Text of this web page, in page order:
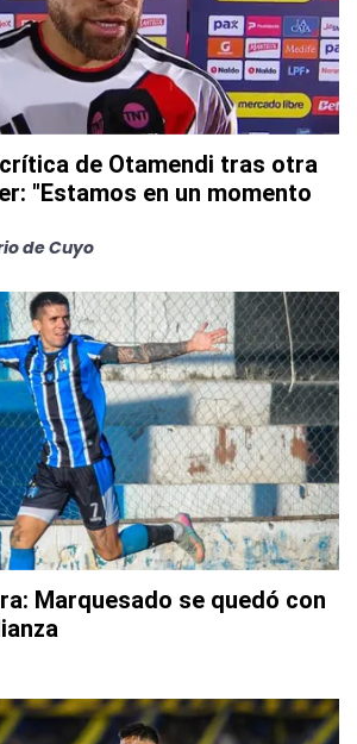
de Otamendi tras otra
"Estamos en un momento
de Cuyo
Marquesado se quedó con